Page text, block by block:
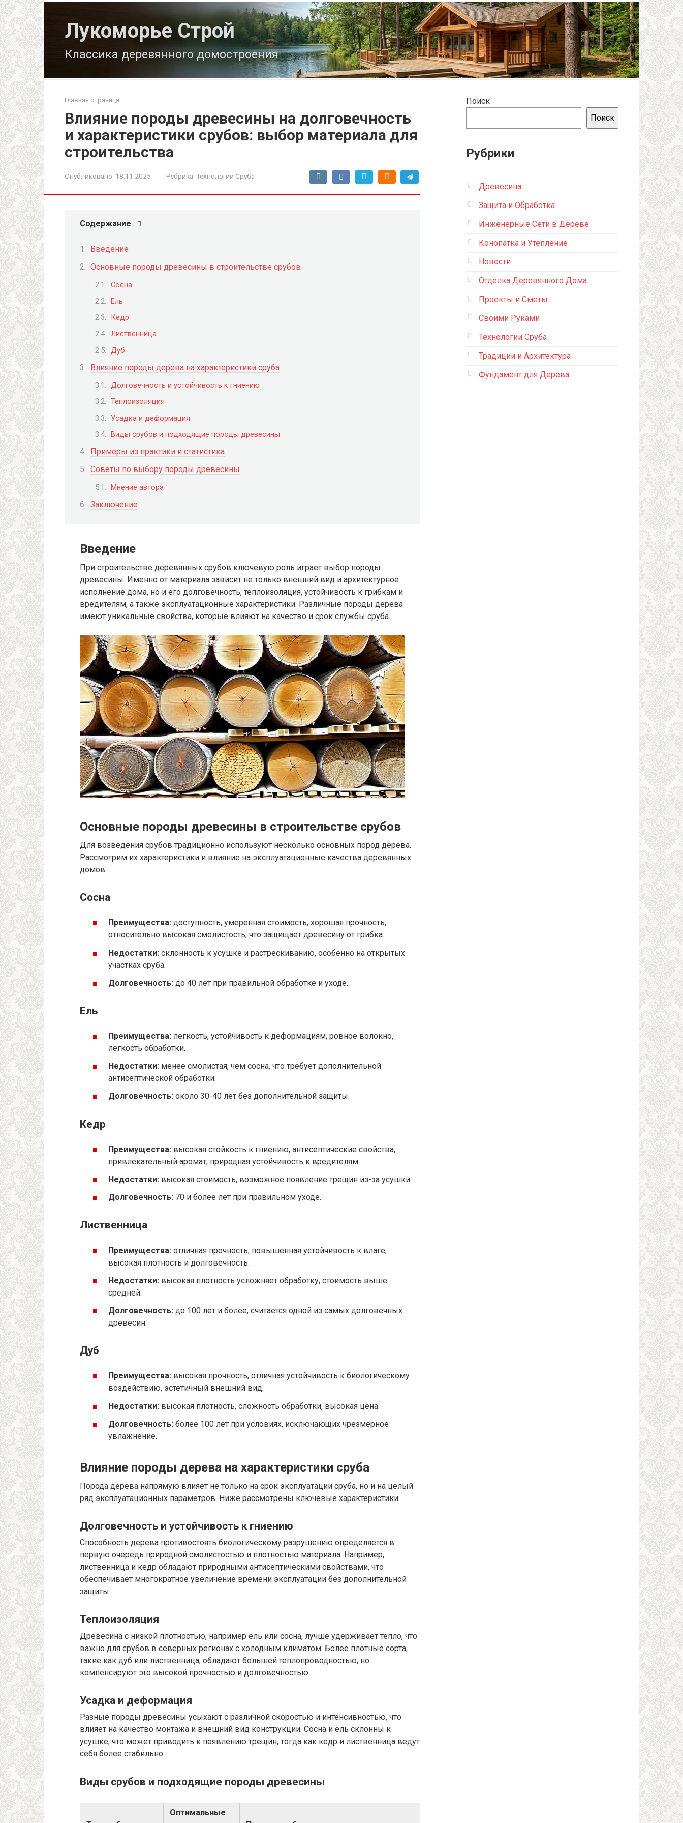
Лукоморье Строй
Классика деревянного домостроения
Главная страница
Влияние породы древесины на долговечность
и характеристики срубов: выбор материала для
строительства
Опубликовано: 18.11.2025 Рубрика: Технологии Сруба
Содержание
Введение
Основные породы древесины в строительстве срубов
Сосна
Ель
Кедр
Лиственница
Дуб
Влияние породы дерева на характеристики сруба
Долговечность и устойчивость к гниению
Теплоизоляция
Усадка и деформация
Виды срубов и подходящие породы древесины
Примеры из практики и статистика
Советы по выбору породы древесины
Мнение автора
Заключение
Введение
При строительстве деревянных срубов ключевую роль играет выбор породы
древесины. Именно от материала зависит не только внешний вид и архитектурное
исполнение дома, но и его долговечность, теплоизоляция, устойчивость к грибкам и
вредителям, а также эксплуатационные характеристики. Различные породы дерева
имеют уникальные свойства, которые влияют на качество и срок службы сруба.
Основные породы древесины в строительстве срубов
Для возведения срубов традиционно используют несколько основных пород дерева.
Рассмотрим их характеристики и влияние на эксплуатационные качества деревянных
домов.
Сосна
Преимущества: доступность, умеренная стоимость, хорошая прочность,
относительно высокая смолистость, что защищает древесину от грибка.
Недостатки: склонность к усушке и растрескиванию, особенно на открытых
участках сруба.
Долговечность: до 40 лет при правильной обработке и уходе.
Ель
Преимущества: легкость, устойчивость к деформациям, ровное волокно,
легкость обработки.
Недостатки: менее смолистая, чем сосна, что требует дополнительной
антисептической обработки.
Долговечность: около 30-40 лет без дополнительной защиты.
Кедр
Преимущества: высокая стойкость к гниению, антисептические свойства,
привлекательный аромат, природная устойчивость к вредителям.
Недостатки: высокая стоимость, возможное появление трещин из-за усушки.
Долговечность: 70 и более лет при правильном уходе.
Лиственница
Преимущества: отличная прочность, повышенная устойчивость к влаге,
высокая плотность и долговечность.
Недостатки: высокая плотность усложняет обработку, стоимость выше
средней.
Долговечность: до 100 лет и более, считается одной из самых долговечных
древесин.
Дуб
Преимущества: высокая прочность, отличная устойчивость к биологическому
воздействию, эстетичный внешний вид.
Недостатки: высокая плотность, сложность обработки, высокая цена.
Долговечность: более 100 лет при условиях, исключающих чрезмерное
увлажнение.
Влияние породы дерева на характеристики сруба
Порода дерева напрямую влияет не только на срок эксплуатации сруба, но и на целый
ряд эксплуатационных параметров. Ниже рассмотрены ключевые характеристики.
Долговечность и устойчивость к гниению
Способность дерева противостоять биологическому разрушению определяется в
первую очередь природной смолистостью и плотностью материала. Например,
лиственница и кедр обладают природными антисептическими свойствами, что
обеспечивает многократное увеличение времени эксплуатации без дополнительной
защиты.
Теплоизоляция
Древесина с низкой плотностью, например ель или сосна, лучше удерживает тепло, что
важно для срубов в северных регионах с холодным климатом. Более плотные сорта,
такие как дуб или лиственница, обладают большей теплопроводностью, но
компенсируют это высокой прочностью и долговечностью.
Усадка и деформация
Разные породы древесины усыхают с различной скоростью и интенсивностью, что
влияет на качество монтажа и внешний вид конструкции. Сосна и ель склонны к
усушке, что может приводить к появлению трещин, тогда как кедр и лиственница ведут
себя более стабильно.
Виды срубов и подходящие породы древесины
Оптимальные
Поиск
Поиск
Рубрики
Древесина
Защита и Обработка
Инженерные Сети в Дереве
Конопатка и Утепление
Новости
Отделка Деревянного Дома
Проекты и Сметы
Своими Руками
Технологии Сруба
Традиции и Архитектура
Фундамент для Дерева